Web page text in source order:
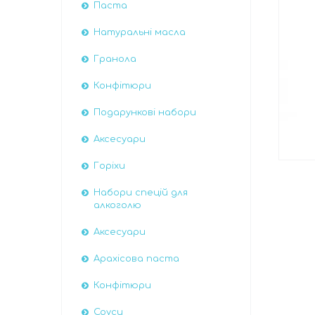
Паста
Натуральні масла
Гранола
Конфітюри
Подарункові набори
Аксесуари
Горіхи
Набори спецій для
алкоголю
Аксесуари
Арахісова паста
Конфітюри
Соуси